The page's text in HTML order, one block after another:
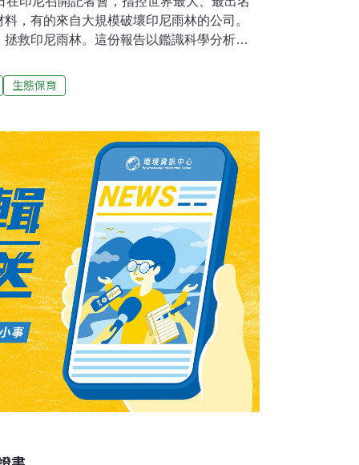
，有的來自大規模破壞印尼雨林的公司。
救印尼雨林。這份報告以鑑識科學分析美
特種部隊、星際大戰與芝麻街玩具以及各
樂高（著名塑膠積木製造業者）公司的玩
維，大多來自亞洲漿紙公司（APP）。目
主要客戶的流失，APP仍持續與蘇門答臘
綠色和平表示之所以由玩具商開始，是因
費品牌使用了大量虛飾的包裝」，當然，
據綠色和平，超過一半的
生態保育